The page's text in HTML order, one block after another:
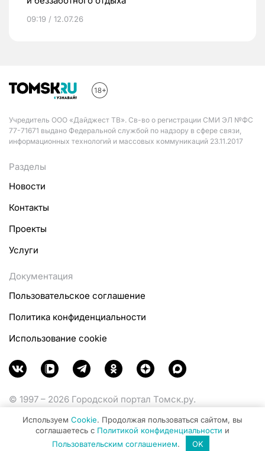
09:19 / 12.07.26
Учредитель ООО «Дайджест ТВ». Св-во о регистрации СМИ ЭЛ №ФС
77-71671 выдано Федеральной службой по надзору в сфере связи,
информационных технологий и массовых коммуникаций 23.11.2017
Разделы
Новости
Контакты
Проекты
Услуги
Документация
Пользовательское соглашение
Политика конфиденциальности
Использование cookie
© 1997 – 2026 Городской портал Томск.ру.
Министерства цифрового развития, связи и массовых
коммуникаций Российской Федерации.
Используем Cookie. Продолжая пользоваться сайтом, вы
соглашаетесь с Политикой конфиденциальности и
Пользовательским соглашением. OK